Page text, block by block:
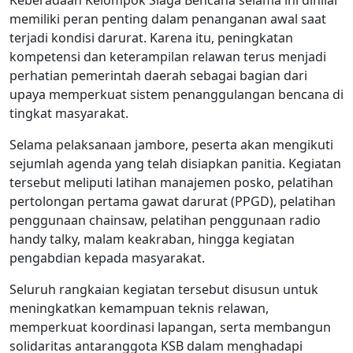
memiliki peran penting dalam penanganan awal saat
terjadi kondisi darurat. Karena itu, peningkatan
kompetensi dan keterampilan relawan terus menjadi
perhatian pemerintah daerah sebagai bagian dari
upaya memperkuat sistem penanggulangan bencana di
tingkat masyarakat.
Selama pelaksanaan jambore, peserta akan mengikuti
sejumlah agenda yang telah disiapkan panitia. Kegiatan
tersebut meliputi latihan manajemen posko, pelatihan
pertolongan pertama gawat darurat (PPGD), pelatihan
penggunaan chainsaw, pelatihan penggunaan radio
handy talky, malam keakraban, hingga kegiatan
pengabdian kepada masyarakat.
Seluruh rangkaian kegiatan tersebut disusun untuk
meningkatkan kemampuan teknis relawan,
memperkuat koordinasi lapangan, serta membangun
solidaritas antaranggota KSB dalam menghadapi